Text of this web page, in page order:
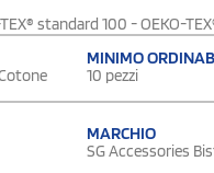
standard 100 - OEKO-
MINIMO
10 pezzi
MARCHIO
SG Accessories